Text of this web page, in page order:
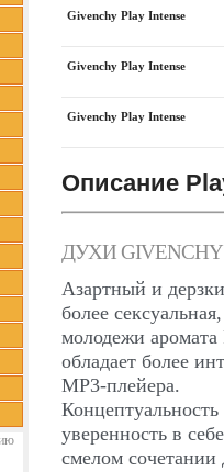
Givenchy Play Intense
Givenchy Play Intense
Givenchy Play Intense
Описание
ДУХИ GIVENCHY
Азартный и
более
молодежи
обладает более
MP3-плейера.
уверенность в
смелом